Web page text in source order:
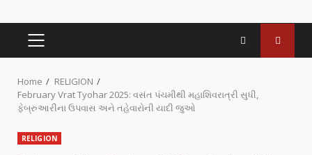
Home
RELIGION
February Vrat Tyohar 2025: વસંત પંચમીથી મહાશિવરાત્રી સુધી,
ફેબ્રુઆરીના ઉપવાસ અને તહેવારોની યાદી જુઓ
RELIGION